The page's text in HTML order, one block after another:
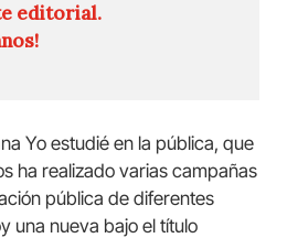
editorial.
Yo estudié en la pública, que
ha realizado varias campañas
pública de diferentes
una nueva bajo el título